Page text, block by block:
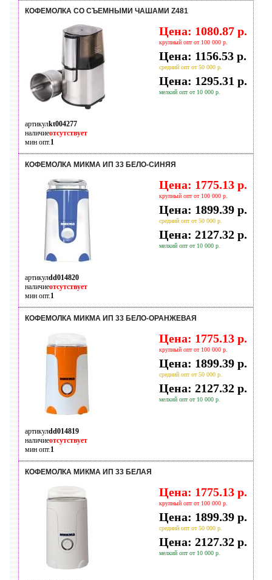
КОФЕМОЛКА СО СЪЕМНЫМИ ЧАШАМИ Z481
Цена: 1080.87 р.
крупный опт от 100 000 р.
Цена: 1156.53 р.
средний опт от 50 000 р.
Цена: 1295.31 р.
мелкий опт от 10 000 р.
артикулkt004277
наличиеотсутствует
мин опт.1
КОФЕМОЛКА МИКМА ИП 33 БЕЛО-СИНЯЯ
Цена: 1775.13 р.
крупный опт от 100 000 р.
Цена: 1899.39 р.
средний опт от 50 000 р.
Цена: 2127.32 р.
мелкий опт от 10 000 р.
артикулdd014820
наличиеотсутствует
мин опт.1
КОФЕМОЛКА МИКМА ИП 33 БЕЛО-ОРАНЖЕВАЯ
Цена: 1775.13 р.
крупный опт от 100 000 р.
Цена: 1899.39 р.
средний опт от 50 000 р.
Цена: 2127.32 р.
мелкий опт от 10 000 р.
артикулdd014819
наличиеотсутствует
мин опт.1
КОФЕМОЛКА МИКМА ИП 33 БЕЛАЯ
Цена: 1775.13 р.
крупный опт от 100 000 р.
Цена: 1899.39 р.
средний опт от 50 000 р.
Цена: 2127.32 р.
мелкий опт от 10 000 р.